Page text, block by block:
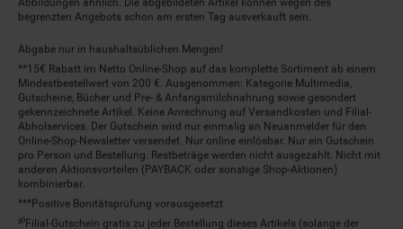
begrenzten Angebots schon am ersten Tag ausverkauft sein.
Abgabe nur in haushaltsüblichen Mengen!
**15€ Rabatt im Netto Online-Shop auf das komplette Sortiment ab einem
Mindestbestellwert von 200 €. Ausgenommen: Kategorie Multimedia,
Gutscheine, Bücher und Pre- & Anfangsmilchnahrung sowie gesondert
gekennzeichnete Artikel. Keine Anrechnung auf Versandkosten und Filial-
Abholservices. Der Gutschein wird nur einmalig an Neuanmelder für den
Online-Shop-Newsletter versendet. Nur online einlösbar. Nur ein Gutschein
pro Person und Bestellung. Restbeträge werden nicht ausgezahlt. Nicht mit
anderen Aktionsvorteilen (PAYBACK oder sonstige Shop-Aktionen)
kombinierbar.
***Positive Bonitätsprüfung vorausgesetzt
²⁰Filial-Gutschein gratis zu jeder Bestellung dieses Artikels (solange der